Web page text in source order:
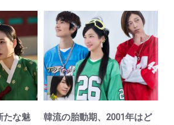
たな魅
韓流の胎動期、2001年はど